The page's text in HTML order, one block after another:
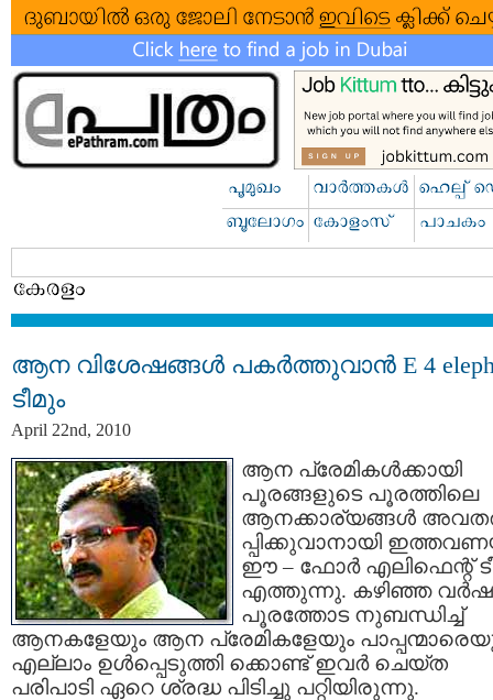
ആന വിശേഷങ്ങള്‍ പകര്‍ത്തുവാന്‍ E 4
ടീമും
April 22nd, 2010
ആന പ്രേമികള്‍ക്കായി
പൂരങ്ങളുടെ പൂരത്തിലെ
ആനക്കാര്യങ്ങള്‍
പ്പിക്കുവാനായി
ഈ – ഫോര്‍ എലിഫെന്റ്‌
എത്തുന്നു. കഴിഞ്ഞ
പൂരത്തോട നുബന്ധിച്ച്‌
ആനകളേയും ആന പ്രേമികളേയും
എല്ലാം ഉള്‍പ്പെടുത്തി ക്കൊണ്ട്‌ ഇവര്‍ ചെയ്ത
പരിപാടി ഏറെ ശ്രദ്ധ പിടിച്ചു പറ്റിയിരുന്നു.